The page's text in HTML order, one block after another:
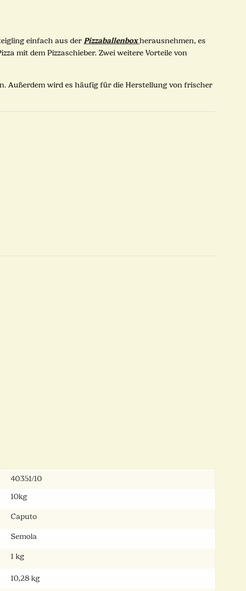
einfach aus der Pizzaballenboxherausnehmen, es
mit dem Pizzaschieber. Zwei weitere Vorteile von
Außerdem wird es häufig für die Herstellung von frischer
40351/10
10kg
Caputo
Semola
1 kg
10,28 kg